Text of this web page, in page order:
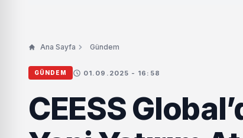
Ana Sayfa Gündem
GÜNDEM 01.09.2025 - 16:58
CEESS